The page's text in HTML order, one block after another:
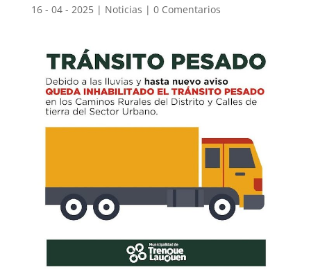
16 - 04 - 2025| Noticias | 0 Comentarios